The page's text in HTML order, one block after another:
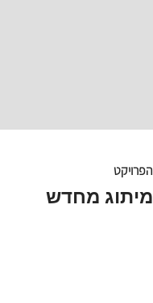
הפרויקט
מיתוג מחדש